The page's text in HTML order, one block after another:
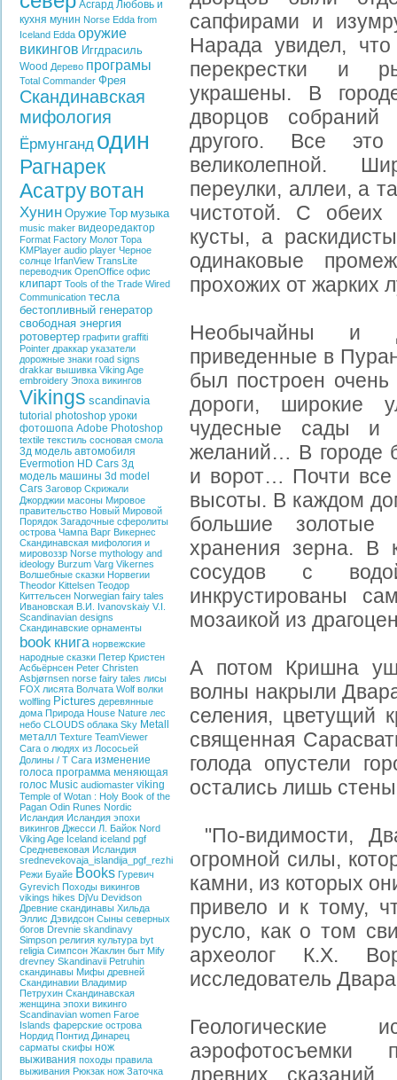
Асгард Любовь и
кухня мунин Norse Edda from
Iceland Edda оружие
викингов Иггдрасиль
Wood Дерево програмы
Total Commander Фрея
Скандинавская
мифология
Ёрмунганд один
Рагнарек
Асатрувотан
Хунин Оружие Тор музыка
music maker видеоредактор
Format Factory Молот Тора
KMPlayer audio player Черное
солнце IrfanView TransLite
переводчик OpenOffice офис
клипарт Tools of the Trade Wired
Communication тесла
бестопливный генератор
свободная энергия
ротовертер графити graffiti
Pointer драккар указатели
дорожные знаки road signs
drakkar вышивка Viking Age
embroidery Эпоха викингов
Vikings scandinavia
tutorial photoshop уроки
фотошопа Adobe Photoshop
textile текстиль сосновая смола
3д модель автомобиля
Evermotion HD Cars 3д
модель машины 3d model
Cars Заговор Скрижали
Джорджии масоны Мировое
правительство Новый Мировой
Порядок Загадочные сферолиты
острова Чампа Варг Викернес
Скандинавская мифология и
мировоззр Norse mythology and
ideology Burzum Varg Vikernes
Волшебные сказки Норвегии
Theodor Kittelsen Теодор
Киттельсен Norwegian fairy tales
Ивановская В.И.
Ivanovskaiy V.I.
Scandinavian designs
Скандинавские орнаменты
book книга норвежские
народные сказки Петер Кристен
Асбьёрнсен Peter Christen
Asbjørnsen norse fairy tales лисы
FOX лисята Волчата Wolf волки
wolfling Pictures деревянные
дома Природа House Nature лес
небо CLOUDS облака Sky Metall
металл Texture TeamViewer
Сага о людях из Лососьей
Долины / T Сага изменение
голоса программа меняющая
голос Music audiomaster viking
Temple of Wotan : Holy Book of the
Pagan Odin Runes Nordic
Исландия Исландия эпохи
викингов Джесси Л. Байок Nord
Viking Age Iceland iceland pgf
Средневековая Исландия
srednevekovaja_islandija_pgf_rezhi
Режи Буайе Books Гуревич
Gyrevich Походы викингов
vikings hikes DjVu Devidson
Древние скандинавы Хильда
Эллис Дэвидсон Сыны северных
богов Drevnie skandinavy
Simpson религия культура byt
religia Симпсон Жаклин быт Mify
drevney Skandinavii Petruhin
скандинавы Мифы древней
Скандинавии Владимир
Петрухин Скандинавская
женщина эпохи викинго
Scandinavian women Faroe
Islands фарерские острова
Нордид Понтид Динарец
сарматы скифы нож
выживания походы правила
выживания Рюкзак нож Заточка
сапфирами и
Нарада увидел,
перекрестки и
украшены. В
дворцов
другого. Все
великолепной.
переулки, аллеи, а
чистотой. С обеих
кусты, а
одинаковые
прохожих от жарких
Необычайны и
приведенные в
был построен
дороги, широкие
чудесные сады и
желаний… В городе
и ворот… Почти
высоты. В каждом
большие
хранения зерна. В
сосудов с
инкрустированы
мозаикой из
А потом Кришна
волны накрыли
селения, цветущий
священная
голода опустели
остались лишь
"По-видимости,
огромной силы,
камни, из которых
привело и к тому,
русло, как о том
археолог К.Х.
исследователь
аэрофотосъемки
древних